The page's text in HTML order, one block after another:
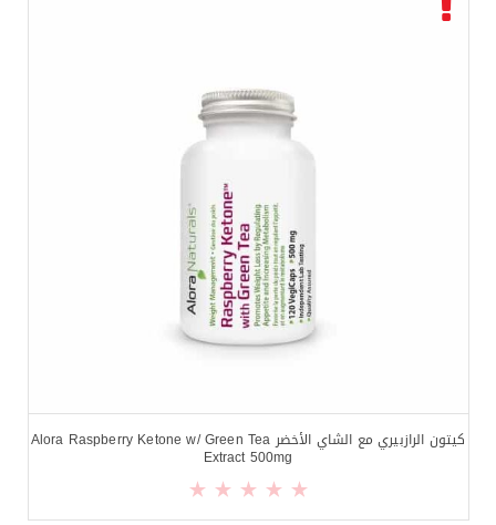
كيتون الرازبيري مع الشاي الأخضر Alora Raspberry Ketone w/ Green Tea
Extract 500mg